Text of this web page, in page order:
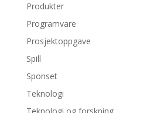
Produkter
Programvare
Prosjektoppgave
Spill
Sponset
Teknologi